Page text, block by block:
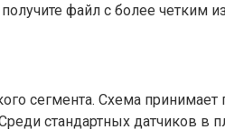
файл с более четким
сегмента. Схема принимает
стандартных датчиков в